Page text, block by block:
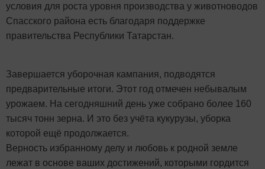
условия для роста уровня производства у животноводов
Спасского района есть благодаря поддержке
правительства Республики Татарстан.
Завершается уборочная кампания, подводятся
предварительные итоги. Этот год отмечен небывалым
урожаем. На сегодняшний день уже собрано более 160
тысяч тонн зерна. И это без учёта кукурузы, уборка
которой ещё продолжается.
Верность избранному делу и любовь к родной земле
лежат в основе ваших достижений, которыми гордится